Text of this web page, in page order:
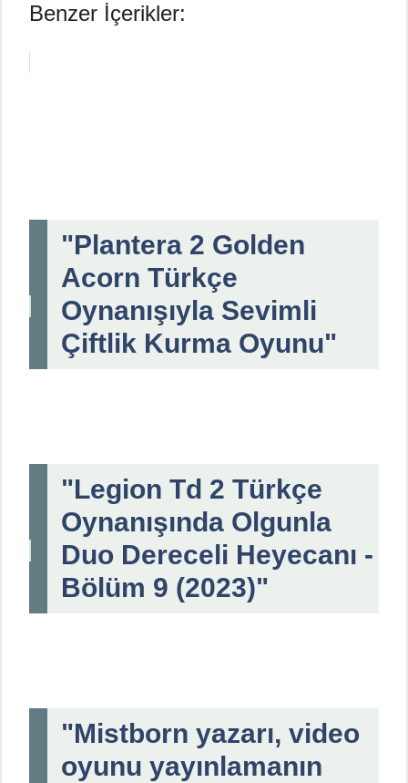
Benzer İçerikler:
"Plantera 2 Golden
Acorn Türkçe
Oynanışıyla Sevimli
Çiftlik Kurma Oyunu"
"Legion Td 2 Türkçe
Oynanışında Olgunla
Duo Dereceli Heyecanı -
Bölüm 9 (2023)"
"Mistborn yazarı, video
oyunu yayınlamanın